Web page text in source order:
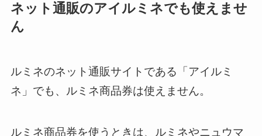
ネット通販のアイルミネでも使えませ
ん
ルミネのネット通販サイトである「アイルミ
ネ」でも、ルミネ商品券は使えません。
ルミネ商品券を使うときは、ルミネやニュウマ